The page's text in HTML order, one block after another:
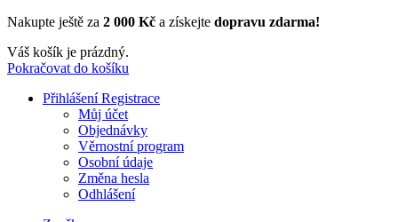
Nakupte ještě za 2 000 Kč a získejte dopravu zdarma!
Váš košík je prázdný.
Pokračovat do košíku
PřihlášeníRegistrace
Můj účet
Objednávky
Věrnostní program
Osobní údaje
Změna hesla
Odhlášení